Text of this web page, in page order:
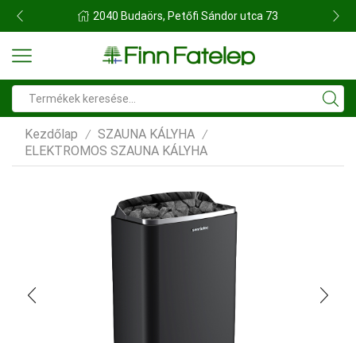
FINN FATELEP BUDAÖRS
input
Kezdőlap / SZAUNA KÁLYHA /
ELEKTROMOS SZAUNA KÁLYHA